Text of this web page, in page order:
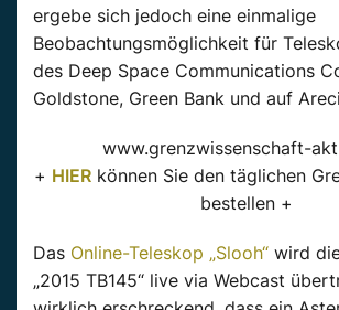
ergebe sich jedoch eine einmalige
Beobachtungsmöglichkeit für
des Deep Space Communications
Goldstone, Green Bank und auf
www.grenzwissenschaft-
+ HIER können Sie den täglichen
bestellen +
Das Online-Teleskop „Slooh“ wird
„2015 TB145“ live via Webcast